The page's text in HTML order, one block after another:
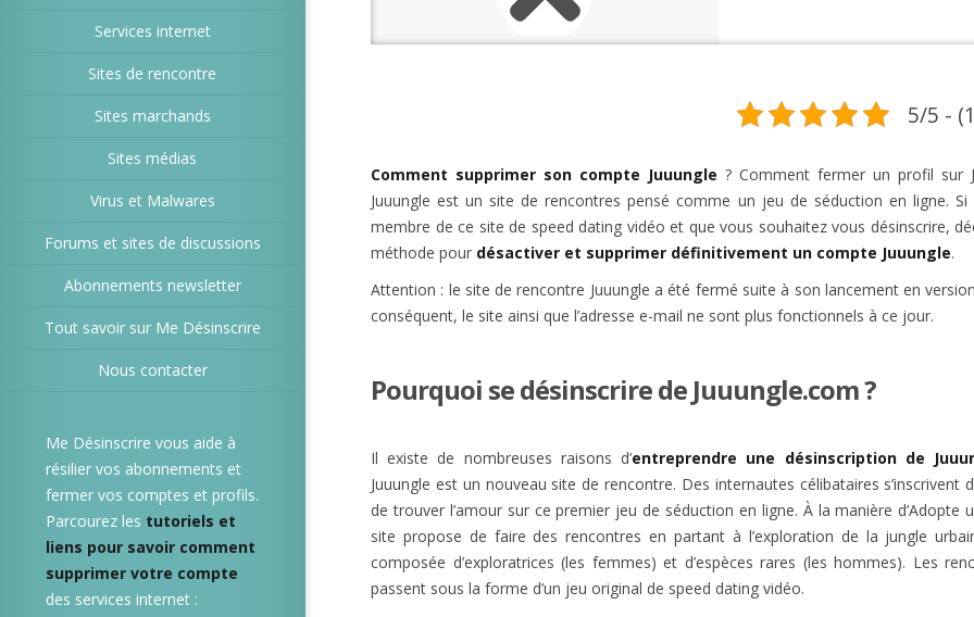
Services internet
Sites de rencontre
Sites marchands
Sites médias
Virus et Malwares
Forums et sites de discussions
Abonnements newsletter
Tout savoir sur Me Désinscrire
Nous contacter
Me Désinscrire vous aide à
résilier vos abonnements et
fermer vos comptes et profils.
Parcourez les tutoriels et
liens pour savoir comment
supprimer votre compte
des services internet :
5/5 -
Comment supprimer son compte Juuungle ? Comment fermer un profil sur
Juuungle est un site de rencontres pensé comme un jeu de séduction en ligne.
membre de ce site de speed dating vidéo et que vous souhaitez vous désinscrire,
méthode pour désactiver et supprimer définitivement un compte Juuungle.
Attention : le site de rencontre Juuungle a été fermé suite à son lancement en
conséquent, le site ainsi que l’adresse e-mail ne sont plus fonctionnels à ce jour.
Pourquoi se désinscrire de Juuungle.com ?
Il existe de nombreuses raisons d’entreprendre une désinscription de
Juuungle est un nouveau site de rencontre. Des internautes célibataires s’inscrivent
de trouver l’amour sur ce premier jeu de séduction en ligne. À la manière d’Adopte
site propose de faire des rencontres en partant à l’exploration de la jungle
composée d’exploratrices (les femmes) et d’espèces rares (les hommes). Les
passent sous la forme d’un jeu original de speed dating vidéo.